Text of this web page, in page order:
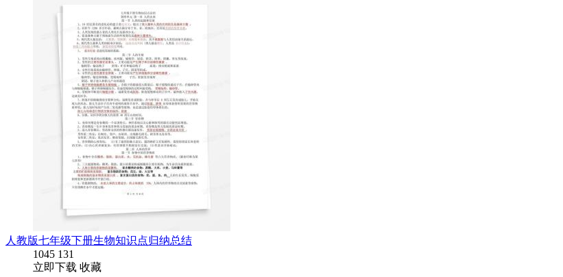
人教版七年级下册生物知识点归纳总结
1045 131
立即下载 收藏